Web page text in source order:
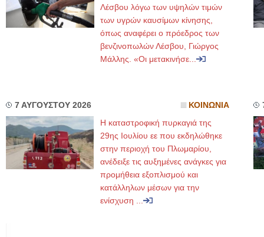
Λέσβου λόγω των υψηλών τιμών
των υγρών καυσίμων κίνησης,
όπως αναφέρει ο πρόεδρος των
βενζινοπωλών Λέσβου, Γιώργος
Μάλλης. «Οι μετακινήσε...
7 ΑΥΓΟΥΣΤΟΥ 2026 ΚΟΙΝΩΝΙΑ
Η καταστροφική πυρκαγιά της
29ης Ιουλίου εε που εκδηλώθηκε
στην περιοχή του Πλωμαρίου,
ανέδειξε τις αυξημένες ανάγκες για
προμήθεια εξοπλισμού και
κατάλληλων μέσων για την
ενίσχυση ...